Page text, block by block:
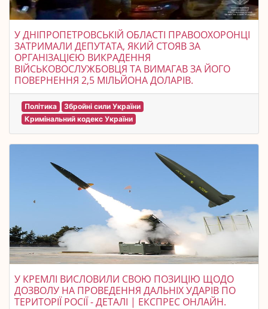
У ДНІПРОПЕТРОВСЬКІЙ ОБЛАСТІ ПРАВООХОРОНЦІ
ЗАТРИМАЛИ ДЕПУТАТА, ЯКИЙ СТОЯВ ЗА
ОРГАНІЗАЦІЄЮ ВИКРАДЕННЯ
ВІЙСЬКОВОСЛУЖБОВЦЯ ТА ВИМАГАВ ЗА ЙОГО
ПОВЕРНЕННЯ 2,5 МІЛЬЙОНА ДОЛАРІВ.
Політика
Збройні сили України
Кримінальний кодекс України
У КРЕМЛІ ВИСЛОВИЛИ СВОЮ ПОЗИЦІЮ ЩОДО
ДОЗВОЛУ НА ПРОВЕДЕННЯ ДАЛЬНІХ УДАРІВ ПО
ТЕРИТОРІЇ РОСІЇ - ДЕТАЛІ | ЕКСПРЕС ОНЛАЙН.